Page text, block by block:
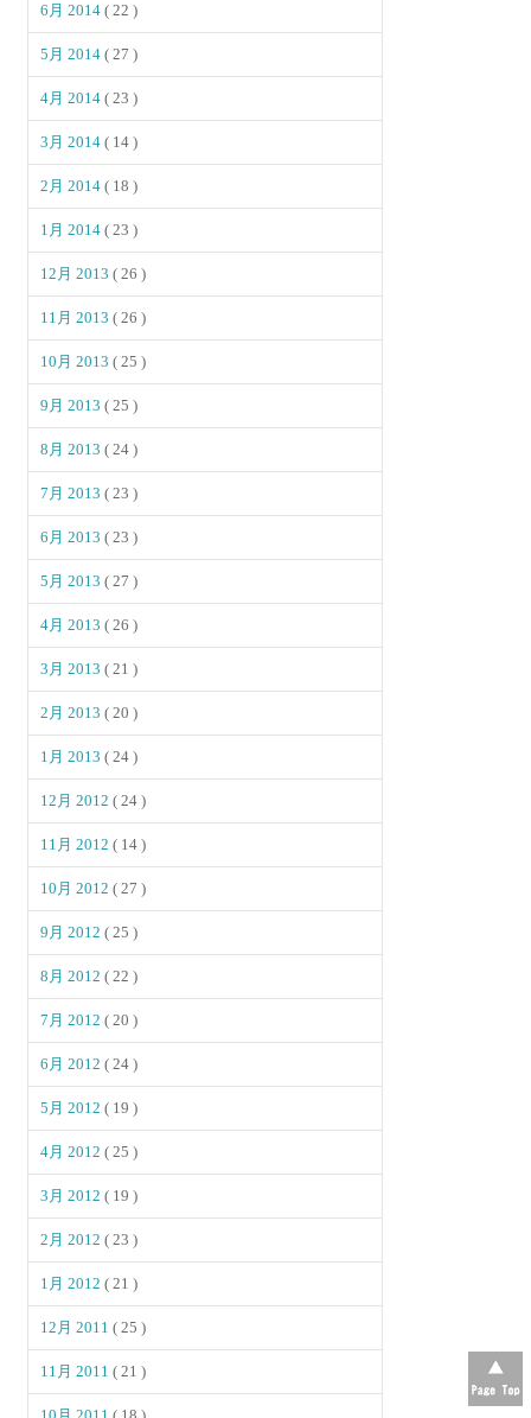
6月 2014( 22 )
5月 2014( 27 )
4月 2014( 23 )
3月 2014( 14 )
2月 2014( 18 )
1月 2014( 23 )
12月 2013( 26 )
11月 2013( 26 )
10月 2013( 25 )
9月 2013( 25 )
8月 2013( 24 )
7月 2013( 23 )
6月 2013( 23 )
5月 2013( 27 )
4月 2013( 26 )
3月 2013( 21 )
2月 2013( 20 )
1月 2013( 24 )
12月 2012( 24 )
11月 2012( 14 )
10月 2012( 27 )
9月 2012( 25 )
8月 2012( 22 )
7月 2012( 20 )
6月 2012( 24 )
5月 2012( 19 )
4月 2012( 25 )
3月 2012( 19 )
2月 2012( 23 )
1月 2012( 21 )
12月 2011( 25 )
11月 2011( 21 )